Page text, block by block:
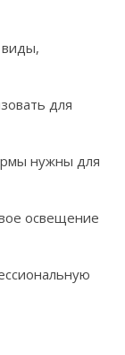
для
нужны для
освещение